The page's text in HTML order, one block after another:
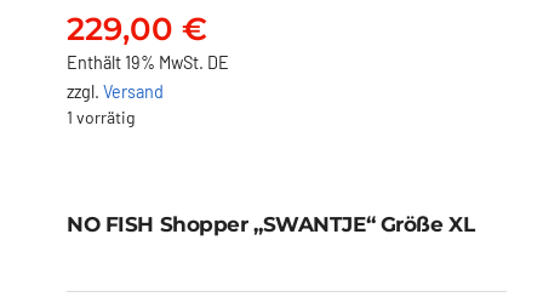
„SWANTJE“ Größe XL
229,00
229,00 €
Enthält 19% MwSt. DE
zzgl. Versand
1 vorrätig
„SWANTJE“ Größe XL
NO FISH Shopper „SWANTJE“ Größe XL